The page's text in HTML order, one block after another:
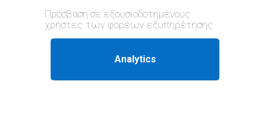
Πρόσβαση σε εξουσιοδοτημένους
χρήστες των φορέων εξυπηρέτησης